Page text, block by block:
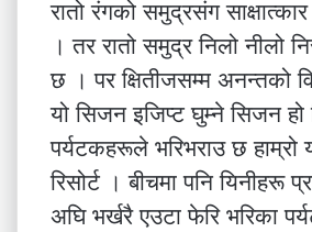
रातो रंगको समुद्रसंग
। तर रातो समुद्र निलो नीलो
छ । पर क्षितीजसम्म अनन्तको
यो सिजन इजिप्ट घुम्ने सिजन हो
पर्यटकहरूले भरिभराउ छ हाम्रो
रिसोर्ट । बीचमा पनि यिनीहरू
अघि भर्खरै एउटा फेरि भरिका